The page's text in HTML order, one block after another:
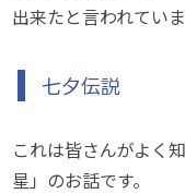
出来たと言われていま
七夕伝説
これは皆さんがよく
星」のお話です。